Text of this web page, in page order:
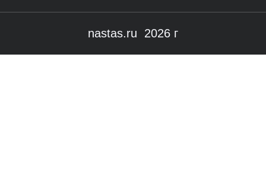
nastas.ru 2026 г